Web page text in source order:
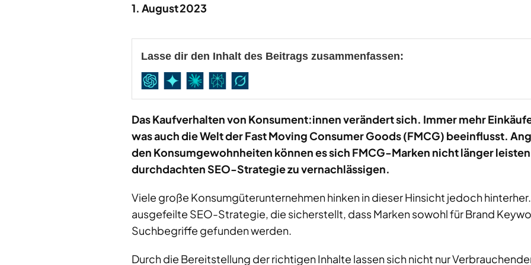
1. August 2023
Lasse dir den Inhalt des Beitrags zusammenfassen:
Das Kaufverhalten von Konsument:innen verändert sich. Immer mehr
was auch die Welt der Fast Moving Consumer Goods (FMCG) beeinflusst.
den Konsumgewohnheiten können es sich FMCG-Marken nicht länger
durchdachten SEO-Strategie zu vernachlässigen.
Viele große Konsumgüterunternehmen hinken in dieser Hinsicht jedoch
ausgefeilte SEO-Strategie, die sicherstellt, dass Marken sowohl für Brand
Suchbegriffe gefunden werden.
Durch die Bereitstellung der richtigen Inhalte lassen sich nicht nur